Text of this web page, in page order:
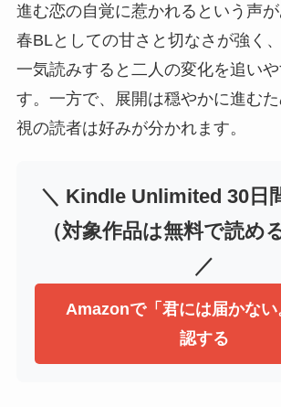
進む恋の自覚に惹かれるという声
春BLとしての甘さと切なさが強く
一気読みすると二人の変化を追い
す。一方で、展開は穏やかに進む
視の読者は好みが分かれます。
＼ Kindle Unlimited 30日
（対象作品は無料で読め
／
Amazonで「君には届かな
認する